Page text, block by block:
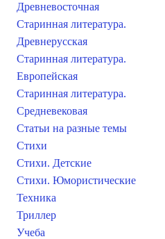
Древневосточная
Старинная литература.
Древнерусская
Старинная литература.
Европейская
Старинная литература.
Средневековая
Статьи на разные темы
Стихи
Стихи. Детские
Стихи. Юмористические
Техника
Триллер
Учеба